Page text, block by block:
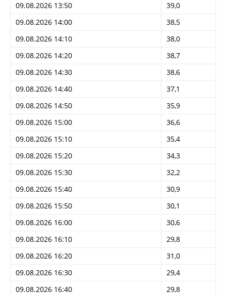
09.08.2026 13:50
39,0
09.08.2026 14:00
38,5
09.08.2026 14:10
38,0
09.08.2026 14:20
38,7
09.08.2026 14:30
38,6
09.08.2026 14:40
37,1
09.08.2026 14:50
35,9
09.08.2026 15:00
36,6
09.08.2026 15:10
35,4
09.08.2026 15:20
34,3
09.08.2026 15:30
32,2
09.08.2026 15:40
30,9
09.08.2026 15:50
30,1
09.08.2026 16:00
30,6
09.08.2026 16:10
29,8
09.08.2026 16:20
31,0
09.08.2026 16:30
29,4
09.08.2026 16:40
29,8